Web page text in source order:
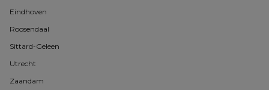
Eindhoven
Roosendaal
Sittard-Geleen
Utrecht
Zaandam